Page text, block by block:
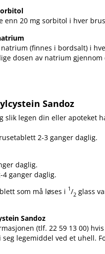
enn 20 mg sorbitol i hver
(finnes i bordsalt) i
dosen av natrium
Sandoz
slik legen din eller apoteket
2-3 ganger daglig.
daglig.
ganger daglig.
som må løses i 1/2 glass
Sandoz
(tlf. 22 59 13 00)
legemiddel ved et uhell.